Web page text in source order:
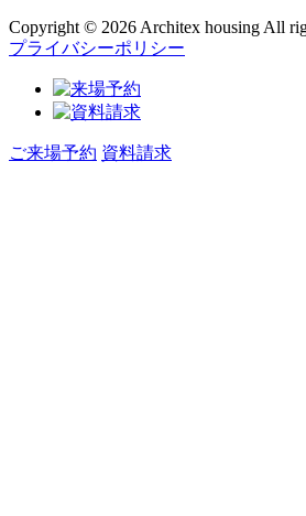
Copyright © 2026 Architex housing All
プライバシーポリシー
ご来場予約 資料請求